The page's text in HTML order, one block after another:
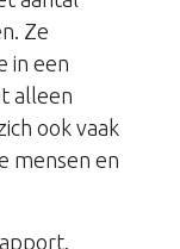
Ze
in een
alleen
ook vaak
mensen en